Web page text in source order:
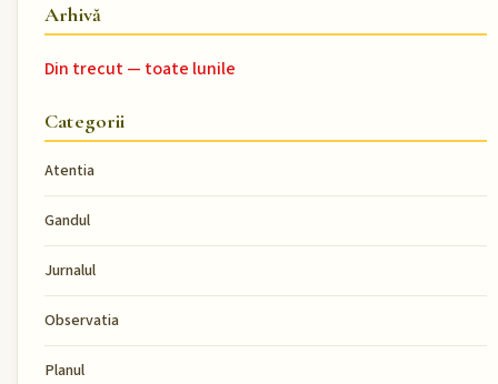
Arhivă
Din trecut — toate lunile
Categorii
Atentia
Gandul
Jurnalul
Observatia
Planul